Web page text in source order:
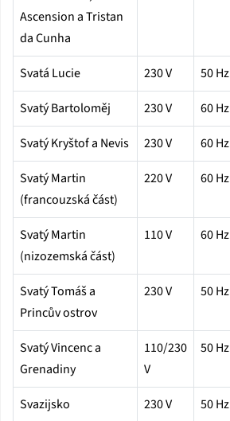
Ascension a Tristan
da Cunha
Svatá Lucie 230 V 50 Hz
Svatý Bartoloměj
230 V 60 Hz
Svatý Kryštof a Nevis
230 V 60 Hz
Svatý Martin
(francouzská část)
220 V 60 Hz
Svatý Martin
(nizozemská část)
110 V 60 Hz
Svatý Tomáš a
Princův ostrov
230 V 50 Hz
Svatý Vincenc a
Grenadiny
110/230
V
50 Hz
Svazijsko 230 V 50 Hz